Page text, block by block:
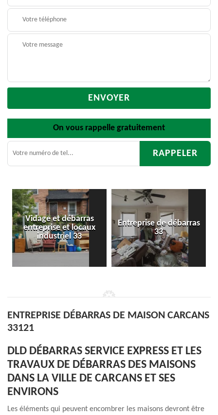
On vous rappelle gratuitement
Entreprise de débarras
33
Débarras
d'appartement 33
ENTREPRISE DÉBARRAS DE MAISON CARCANS
33121
DLD DÉBARRAS SERVICE EXPRESS ET LES
TRAVAUX DE DÉBARRAS DES MAISONS
DANS LA VILLE DE CARCANS ET SES
ENVIRONS
Les éléments qui peuvent encombrer les maisons devront être